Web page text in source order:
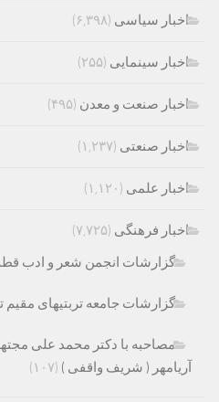
اخبار سیاسی (۶,۳۹۸)
اخبار سینمایی (۲۵۵)
اخبار صنعت و معدن (۴۹۵)
اخبار صنعتی (۱,۲۳۷)
اخبار علمی (۱,۱۲۰)
اخبار فرهنگی (۷,۷۲۵)
گزارشات انجمن شعر و ادب
گزارشات جامعه تربتیهای مقیم
مصاحبه با دکتر محمد علی
آریامهر ( شریف واقفی ) (۱۰۷)